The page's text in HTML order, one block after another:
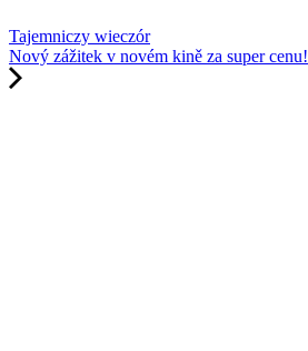
Tajemniczy wieczór
Nový zážitek v novém kině za super cenu!